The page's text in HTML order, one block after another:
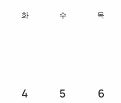
화 수 목
4 5 6